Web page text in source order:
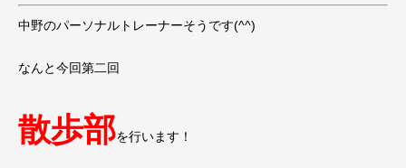
中野のパーソナルトレーナーそうです(^^)
なんと今回第二回
散歩部を行います！